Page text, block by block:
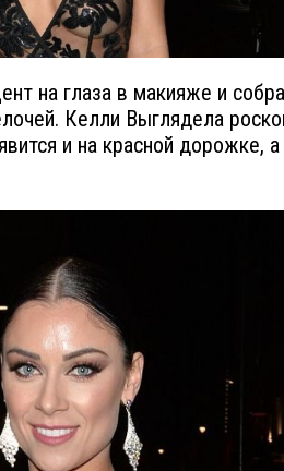
на глаза в макияже и
Келли Выглядела
и на красной дорожке, а